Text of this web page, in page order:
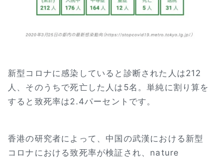
新型コロナに感染していると診断された人は212
人、そのうちで死亡した人は5名。単純に割り算を
すると致死率は2.4パーセントです。
香港の研究者によって、中国の武漢における新型
コロナにおける致死率が検証され、nature